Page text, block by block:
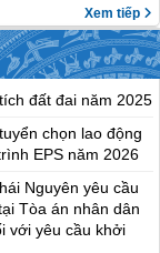
Xem tiếp
đất đai năm 2025
chọn lao động
EPS năm 2026
Nguyên yêu cầu
Tòa án nhân dân
với yêu cầu khởi